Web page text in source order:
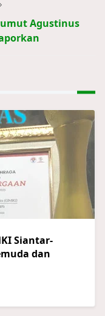
Agustinus
Siantar-
dan